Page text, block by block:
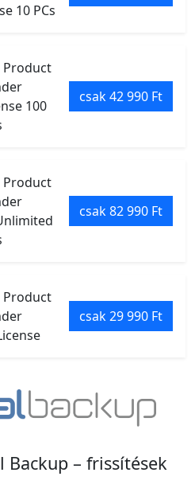
10 PCs
Product
100
csak 42 990 Ft
Product
csak 82 990 Ft
Product
csak 29 990 Ft
Backup – frissítések